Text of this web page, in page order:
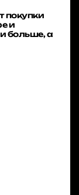
покупки
и
больше, а